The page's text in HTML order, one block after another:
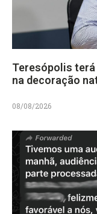
Teresópolis
na decoração
08/08/2026